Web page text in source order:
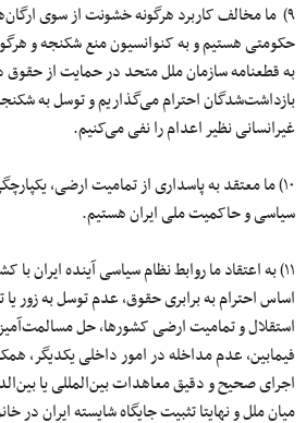
۹) ما مخالف کاربرد هرگونه خشونت از سوی
حکومتی هستیم و به کنوانسیون منع شکنجه و
به قطعنامه سازمان ملل متحد در حمایت از حقوق
بازداشت‌شدگان احترام می‌گذاریم و توسل به
غیرانسانی نظیر اعدام را نفی می‌کنیم.
۱۰) ما معتقد به پاسداری از تمامیت ارضی،
سیاسی و حاکمیت ملی ایران هستیم.
۱۱) به اعتقاد ما روابط نظام سیاسی آینده ایران
اساس احترام به برابری حقوق، عدم توسل به زور یا
استقلال و تمامیت ارضی کشورها، حل
فیمابین، عدم مداخله در امور داخلی یکدیگر،
اجرای صحیح و دقیق معاهدات بین‌المللی یا
میان ملل و نهایتا تثبیت جایگاه شایسته ایران در